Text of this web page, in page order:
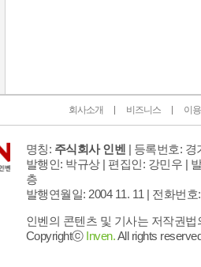
회사소개 비즈니스 이
명칭: 주식회사 인벤 | 등록번호: 경
발행인: 박규상 | 편집인: 강민우 |
층
발행연월일: 2004 11. 11 | 전화번호
인벤의 콘텐츠 및 기사는 저작권
Copyrightⓒ Inven.All rights